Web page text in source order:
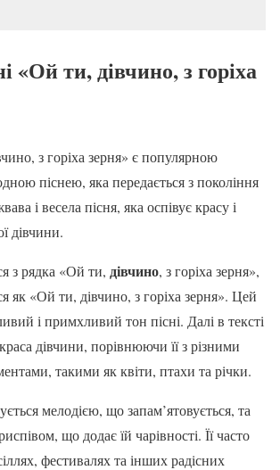
«Ой ти,дівчино, з горіха
з горіха зерня» є популярною
піснею, яка передається з покоління
і весела пісня, яка оспівує красу і
дівчини.
з рядка «Ой ти, дівчино, з горіха зерня»,
як «Ой ти, дівчино, з горіха зерня». Цей
і примхливий тон пісні. Далі в тексті
дівчини, порівнюючи її з різними
такими як квіти, птахи та річки.
мелодією, що запам’ятовується, та
що додає їй чарівності. Її часто
фестивалях та інших радісних